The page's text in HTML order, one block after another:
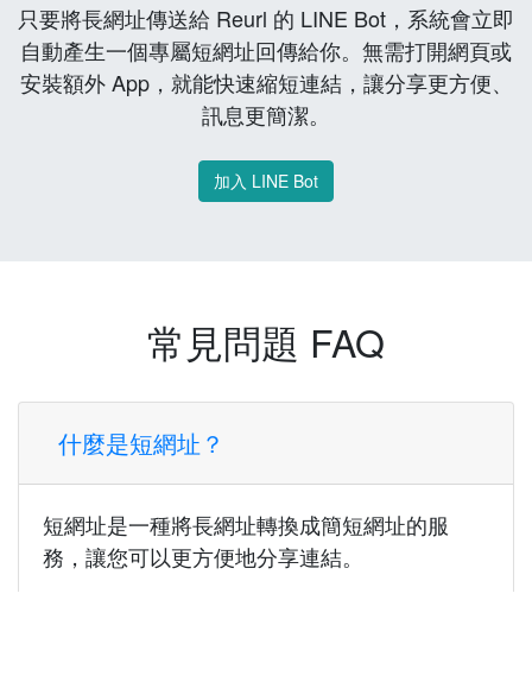
只要將長網址傳送給 Reurl 的 LINE Bot，系統會立即
自動產生一個專屬短網址回傳給你。無需打開網頁或
安裝額外 App，就能快速縮短連結，讓分享更方便、
訊息更簡潔。
加入 LINE Bot
常見問題 FAQ
什麼是短網址？
短網址是一種將長網址轉換成簡短網址的服
務，讓您可以更方便地分享連結。